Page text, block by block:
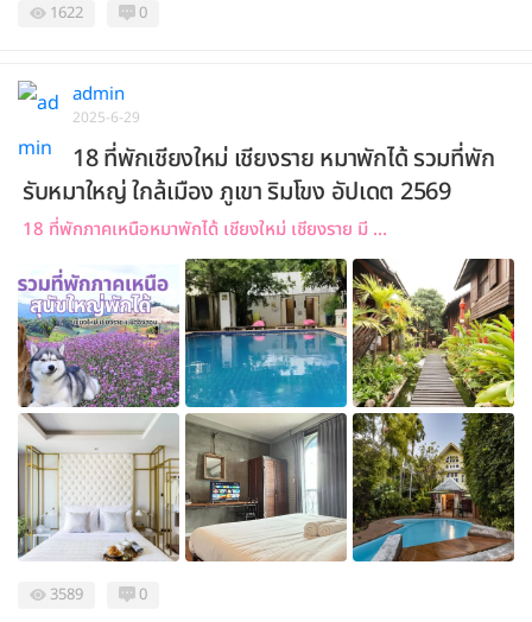
1622 0
admin
2025-6-29
18 ที่พักเชียงใหม่ เชียงราย หมาพักได้ รวมที่พัก
รับหมาใหญ่ ใกล้เมือง ภูเขา ริมโขง อัปเดต 2569
18 ที่พักภาคเหนือหมาพักได้ เชียงใหม่ เชียงราย มี ...
3589 0